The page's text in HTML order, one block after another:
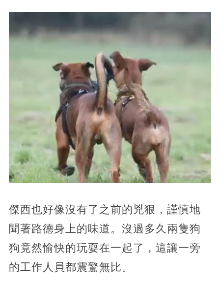
傑西也好像沒有了之前的兇狠，謹慎地
聞著路德身上的味道。沒過多久兩隻狗
狗竟然愉快的玩耍在一起了，這讓一旁
的工作人員都震驚無比。